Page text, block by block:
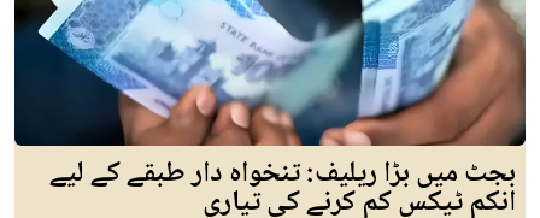
بجٹ میں بڑا ریلیف: تنخواہ دار طبقے کے لیے
انکم ٹیکس کم کرنے کی تیاری